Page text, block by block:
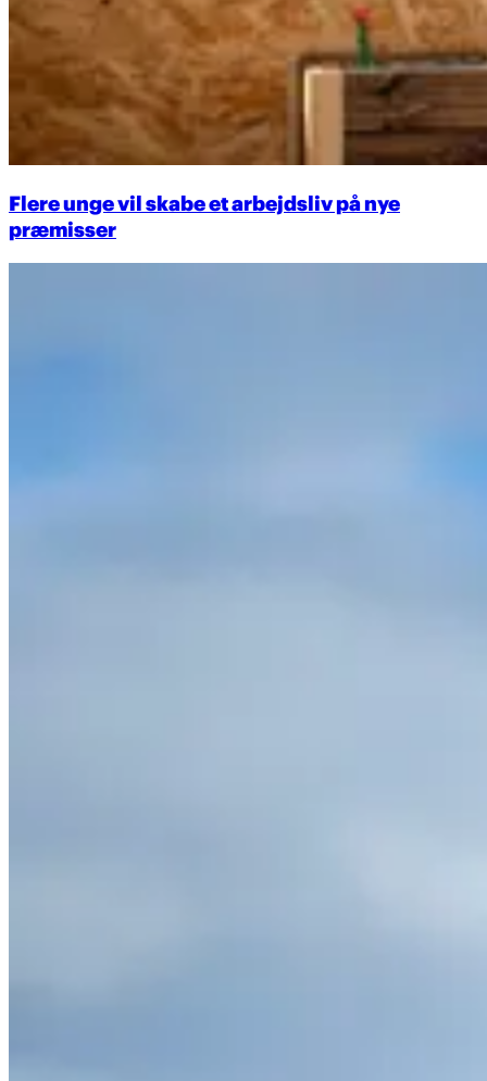
Flere unge vil skabe et arbejdsliv på nye
præmisser